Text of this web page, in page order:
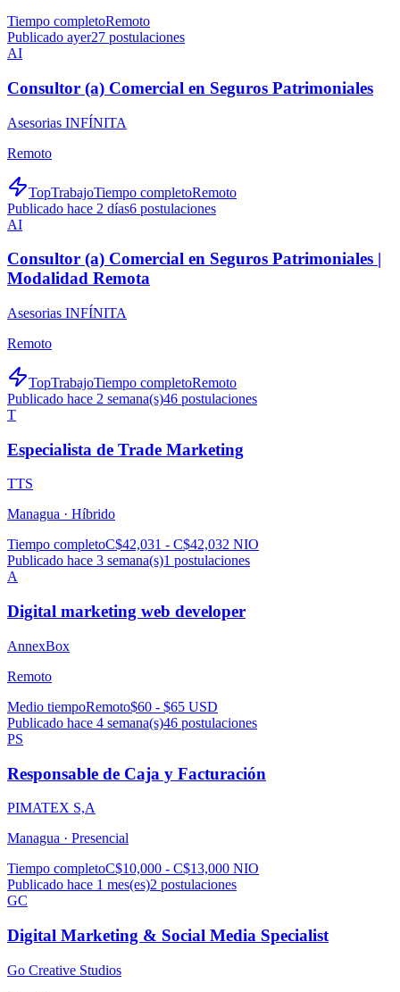
Tiempo completoRemoto
Publicado ayer27 postulaciones
AI
Consultor (a) Comercial en Seguros Patrimoniales
Asesorias INFÍNITA
Remoto
TopTrabajoTiempo completoRemoto
Publicado hace 2 días6 postulaciones
AI
Consultor (a) Comercial en Seguros Patrimoniales |
Modalidad Remota
Asesorias INFÍNITA
Remoto
TopTrabajoTiempo completoRemoto
Publicado hace 2 semana(s)46 postulaciones
T
Especialista de Trade Marketing
TTS
Managua · Híbrido
Tiempo completoC$42,031 - C$42,032 NIO
Publicado hace 3 semana(s)1 postulaciones
A
Digital marketing web developer
AnnexBox
Remoto
Medio tiempoRemoto$60 - $65 USD
Publicado hace 4 semana(s)46 postulaciones
PS
Responsable de Caja y Facturación
PIMATEX S,A
Managua · Presencial
Tiempo completoC$10,000 - C$13,000 NIO
Publicado hace 1 mes(es)2 postulaciones
GC
Digital Marketing & Social Media Specialist
Go Creative Studios